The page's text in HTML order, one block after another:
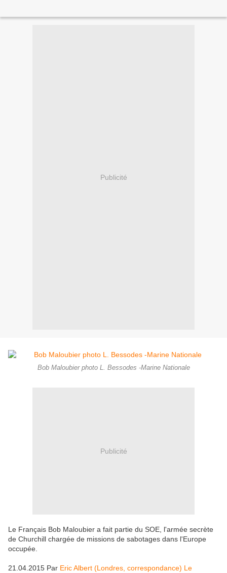
Publicité
Bob Maloubier photo L. Bessodes -Marine Nationale
Publicité
Le Français Bob Maloubier a fait partie du SOE, l'armée secrète
de Churchill chargée de missions de sabotages dans l'Europe
occupée.
21.04.2015 Par Eric Albert (Londres, correspondance) Le